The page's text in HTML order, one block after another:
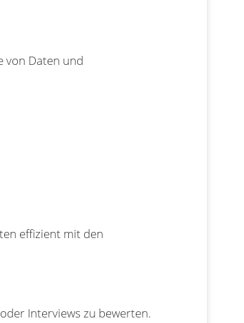
von Daten und
effizient mit den
Interviews zu bewerten.